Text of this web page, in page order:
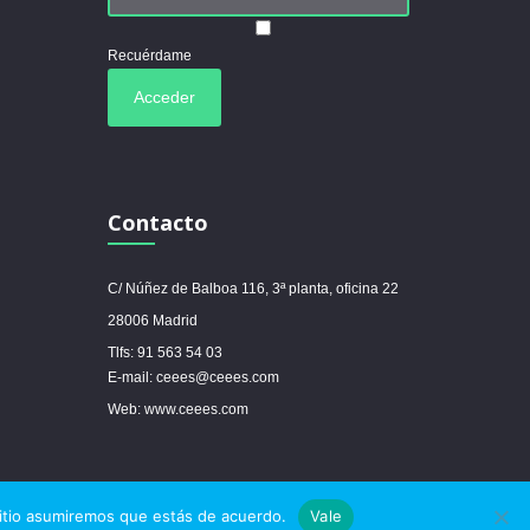
Recuérdame
Contacto
C/ Núñez de Balboa 116, 3ª planta, oficina 22
28006 Madrid
Tlfs: 91 563 54 03
E-mail: ceees@ceees.com
Web: www.ceees.com
asumiremos que estás de acuerdo. Vale